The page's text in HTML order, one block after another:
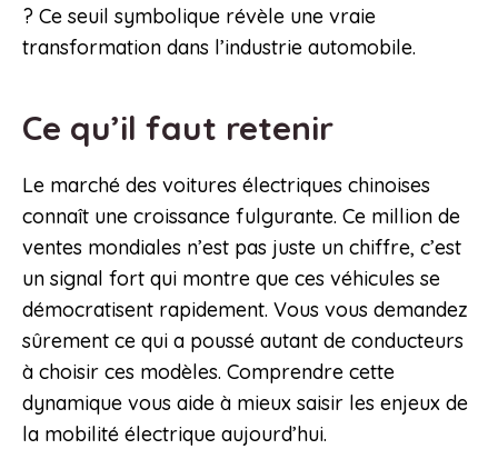
? Ce seuil symbolique révèle une vraie
transformation dans l’industrie automobile.
Ce qu’il faut retenir
Le marché des voitures électriques chinoises
connaît une croissance fulgurante. Ce million de
ventes mondiales n’est pas juste un chiffre, c’est
un signal fort qui montre que ces véhicules se
démocratisent rapidement. Vous vous demandez
sûrement ce qui a poussé autant de conducteurs
à choisir ces modèles. Comprendre cette
dynamique vous aide à mieux saisir les enjeux de
la mobilité électrique aujourd’hui.